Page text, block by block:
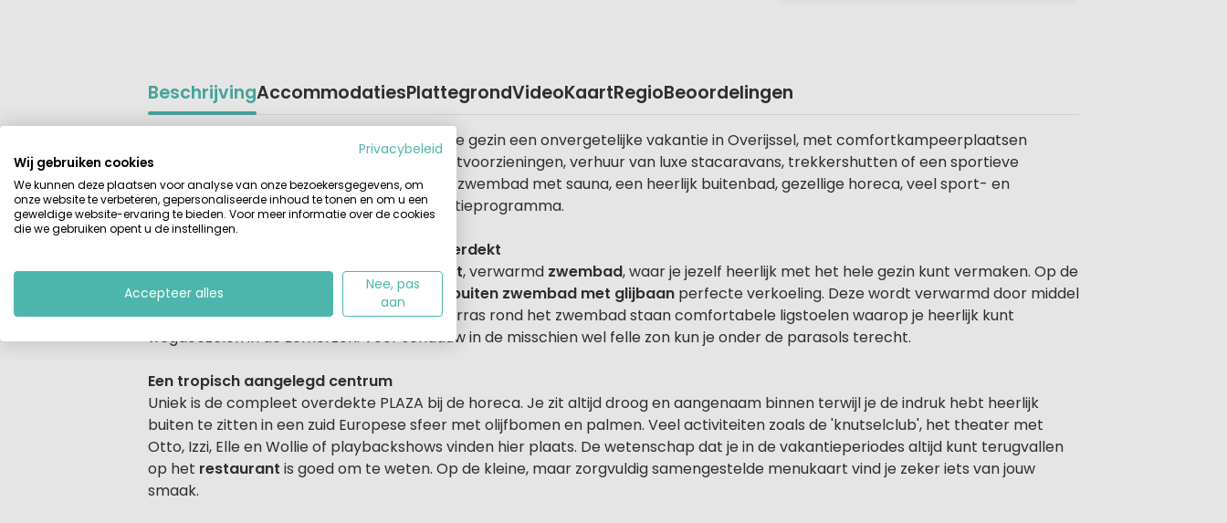
BeschrijvingAccommodatiesPlattegrondVideoKaartRegioBeoordelingen
Vakantiepark Rheezerwold bezorgt jou en je gezin een onvergetelijke vakantie in Overijssel, met comfortkampeerplaatsen
voorzien van alle gemakken, moderne toiletvoorzieningen, verhuur van luxe stacaravans, trekkershutten of een sportieve
kampeerbungalow, een prachtig overdekt zwembad met sauna, een heerlijk buitenbad, gezellige horeca, veel sport- en
spelgelegenheid en een gevarieerd recreatieprogramma.
Heerlijk zwemmen en spelen buiten of overdekt
’t Rheezerwold heeft een sfeervoloverdekt, verwarmd zwembad, waar je jezelf heerlijk met het hele gezin kunt vermaken. Op de
warme dagen geeft het centraal gelegen
buiten zwembad met glijbaan perfecte verkoeling. Deze wordt verwarmd door middel
van een reeks zonnecollectoren. Op het terras rond het zwembad staan comfortabele ligstoelen waarop je heerlijk kunt
wegdoezelen in de zomerzon. Voor schaduw in de misschien wel felle zon kun je onder de parasols terecht.
Een tropisch aangelegd centrum
Uniek is de compleet overdekte PLAZA bij de horeca. Je zit altijd droog en aangenaam binnen terwijl je de indruk hebt heerlijk
buiten te zitten in een zuid Europese sfeer met olijfbomen en palmen. Veel activiteiten zoals de 'knutselclub', het theater met
Otto, Izzi, Elle en Wollie of playbackshows vinden hier plaats. De wetenschap dat je in de vakantieperiodes altijd kunt terugvallen
op het restaurant is goed om te weten. Op de kleine, maar zorgvuldig samengestelde menukaart vind je zeker iets van jouw
smaak.
Privacybeleid
Wij gebruiken cookies
We kunnen deze plaatsen voor analyse van onze bezoekersgegevens, om
onze website te verbeteren, gepersonaliseerde inhoud te tonen en om u een
geweldige website-ervaring te bieden. Voor meer informatie over de cookies
die we gebruiken opent u de instellingen.
Accepteer alles
Nee, pas
aan